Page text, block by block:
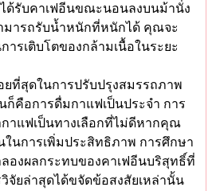
ด้รับคาเฟอีนขณะนอนลงบนม้านั่ง
มารถรับน้ำหนักที่หนักได้ คุณจะ
รเติบโตของกล้ามเนื้อในระยะ
ที่สุดในการปรับปรุงสมรรถภาพ
ก็คือการดื่มกาแฟเป็นประจำ การ
กาแฟเป็นทางเลือกที่ไม่ดีหากคุณ
ในการเพิ่มประสิทธิภาพ การศึกษา
องผลกระทบของคาเฟอีนบริสุทธิ์ที่
จัยล่าสุดได้ขจัดข้อสงสัยเหล่านั้น